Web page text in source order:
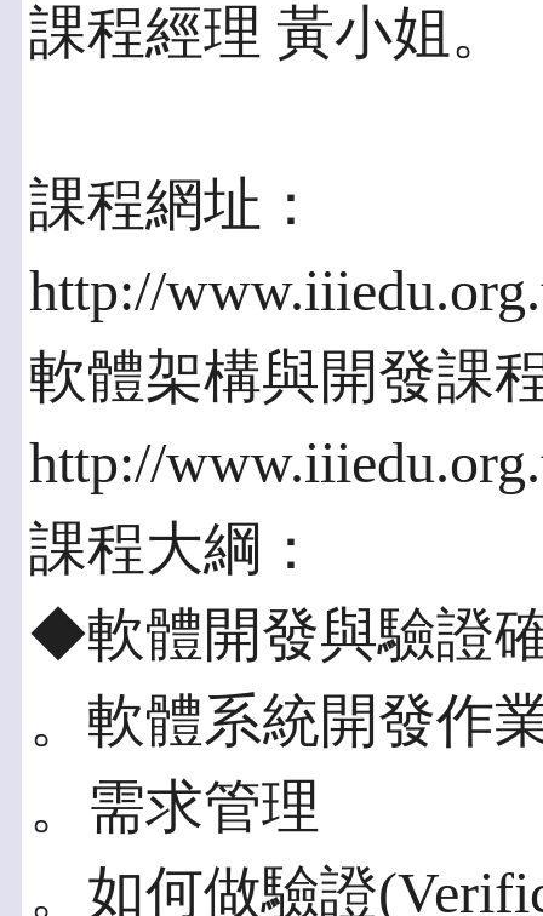
課程經理 黃小姐。
課程網址：
http://
軟體架構與開發課
http://
課程大綱：
◆軟體開發與驗證
。軟體系統開發作
。需求管理
。如何做驗證